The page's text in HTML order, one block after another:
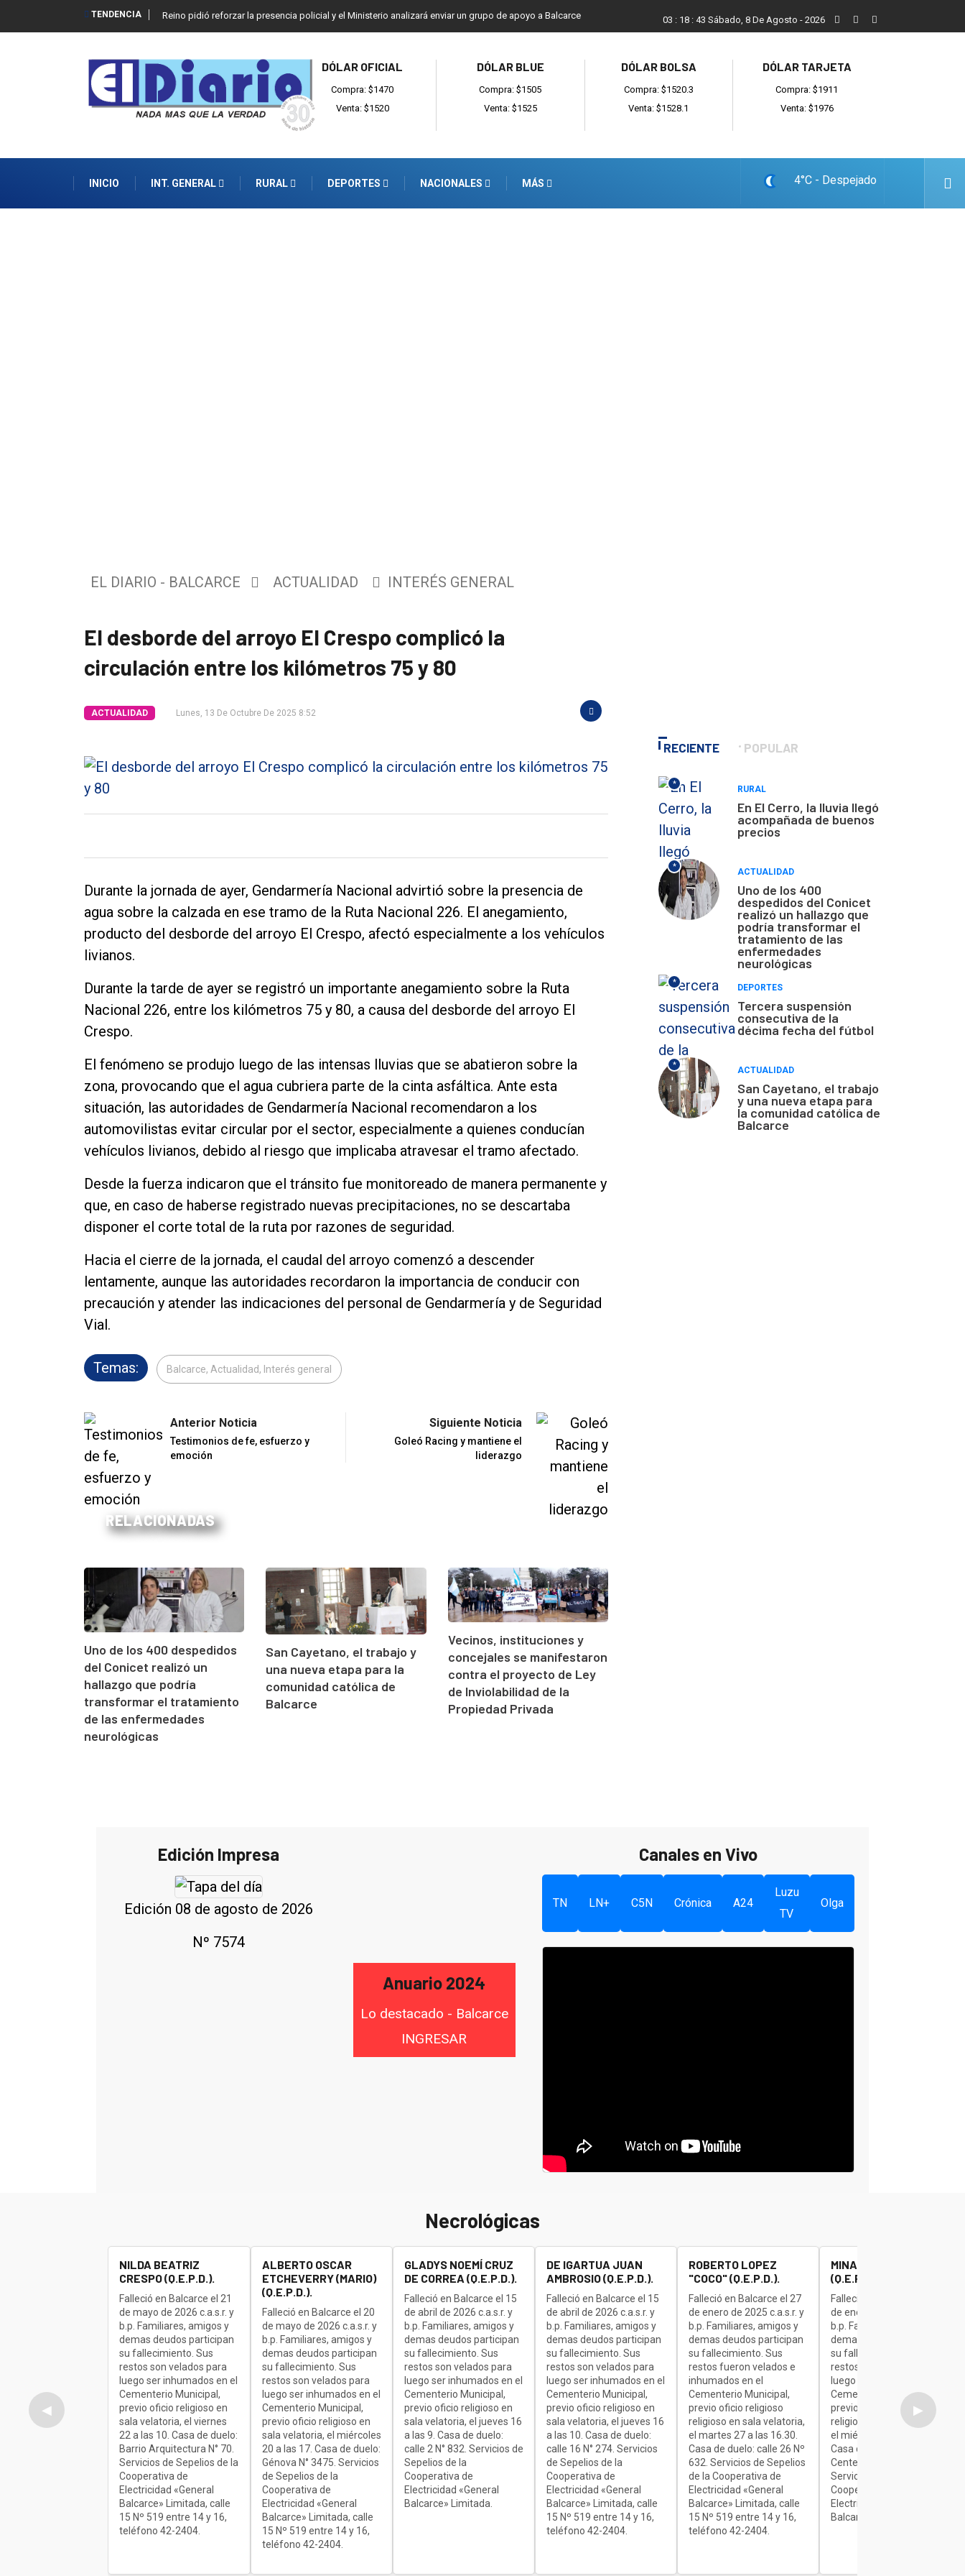
TENDENCIA Reino pidió reforzar la presencia policial y el Ministerio analizará enviar un grupo de apoyo a Balcarce Vecinos, instituciones y concejales se manifestaron contra
03 : 18 : 44 Sábado, 8 De Agosto - 2026
DÓLAR OFICIAL
Compra: $1470
Venta: $1520
DÓLAR BLUE
Compra: $1505
Venta: $1525
DÓLAR BOLSA
Compra: $1520.3
Venta: $1528.1
DÓLAR TARJETA
Compra: $1911
Venta: $1976
INICIO INT. GENERAL RURAL DEPORTES NACIONALES MÁS 4°C - Despejado
Tendencia
Entrevistas
Nosotros
Contacto
EL DIARIO - BALCARCE ACTUALIDAD INTERÉS GENERAL
El desborde del arroyo El Crespo complicó la
circulación entre los kilómetros 75 y 80
ACTUALIDAD Lunes, 13 De Octubre De 2025 8:52
Durante la jornada de ayer, Gendarmería Nacional advirtió sobre la presencia de
agua sobre la calzada en ese tramo de la Ruta Nacional 226. El anegamiento,
producto del desborde del arroyo El Crespo, afectó especialmente a los vehículos
livianos.
Durante la tarde de ayer se registró un importante anegamiento sobre la Ruta
Nacional 226, entre los kilómetros 75 y 80, a causa del desborde del arroyo El
Crespo.
El fenómeno se produjo luego de las intensas lluvias que se abatieron sobre la
zona, provocando que el agua cubriera parte de la cinta asfáltica. Ante esta
situación, las autoridades de Gendarmería Nacional recomendaron a los
automovilistas evitar circular por el sector, especialmente a quienes conducían
vehículos livianos, debido al riesgo que implicaba atravesar el tramo afectado.
Desde la fuerza indicaron que el tránsito fue monitoreado de manera permanente y
que, en caso de haberse registrado nuevas precipitaciones, no se descartaba
disponer el corte total de la ruta por razones de seguridad.
Hacia el cierre de la jornada, el caudal del arroyo comenzó a descender
lentamente, aunque las autoridades recordaron la importancia de conducir con
precaución y atender las indicaciones del personal de Gendarmería y de Seguridad
Vial.
Temas: Balcarce, Actualidad, Interés general
Anterior Noticia
Testimonios de fe, esfuerzo y
emoción
Siguiente Noticia
Goleó Racing y mantiene el
liderazgo
RELACIONADAS
Uno de los 400 despedidos
del Conicet realizó un
hallazgo que podría
transformar el tratamiento
de las enfermedades
neurológicas
San Cayetano, el trabajo y
una nueva etapa para la
comunidad católica de
Balcarce
Vecinos, instituciones y
concejales se manifestaron
contra el proyecto de Ley
de Inviolabilidad de la
Propiedad Privada
RECIENTE POPULAR
*
RURAL
En El Cerro, la lluvia llegó
acompañada de buenos
precios
*
ACTUALIDAD
Uno de los 400
despedidos del Conicet
realizó un hallazgo que
podría transformar el
tratamiento de las
enfermedades
neurológicas
*
DEPORTES
Tercera suspensión
consecutiva de la
décima fecha del fútbol
*
ACTUALIDAD
San Cayetano, el trabajo
y una nueva etapa para
la comunidad católica de
Balcarce
Edición Impresa
Edición 08 de agosto de 2026
Nº 7574
Anuario 2024
Lo destacado - Balcarce
INGRESAR
Canales en Vivo
TN LN+ C5N Crónica A24
Luzu
TV
Olga
Necrológicas
◀
NILDA BEATRIZ
CRESPO (Q.E.P.D.).
Falleció en Balcarce el 21
de mayo de 2026 c.a.s.r. y
b.p. Familiares, amigos y
demas deudos participan
su fallecimiento. Sus
restos son velados para
luego ser inhumados en el
Cementerio Municipal,
previo oficio religioso en
sala velatoria, el viernes
22 a las 10. Casa de duelo:
Barrio Arquitectura N° 70.
Servicios de Sepelios de la
Cooperativa de
Electricidad «General
Balcarce» Limitada, calle
15 Nº 519 entre 14 y 16,
teléfono 42-2404.
ALBERTO OSCAR
ETCHEVERRY (MARIO)
(Q.E.P.D.).
Falleció en Balcarce el 20
de mayo de 2026 c.a.s.r. y
b.p. Familiares, amigos y
demas deudos participan
su fallecimiento. Sus
restos son velados para
luego ser inhumados en el
Cementerio Municipal,
previo oficio religioso en
sala velatoria, el miércoles
20 a las 17. Casa de duelo:
Génova N° 3475. Servicios
de Sepelios de la
Cooperativa de
Electricidad «General
Balcarce» Limitada, calle
15 Nº 519 entre 14 y 16,
teléfono 42-2404.
GLADYS NOEMÍ CRUZ
DE CORREA (Q.E.P.D.).
Falleció en Balcarce el 15
de abril de 2026 c.a.s.r. y
b.p. Familiares, amigos y
demas deudos participan
su fallecimiento. Sus
restos son velados para
luego ser inhumados en el
Cementerio Municipal,
previo oficio religioso en
sala velatoria, el jueves 16
a las 9. Casa de duelo:
calle 2 N° 832. Servicios de
Sepelios de la
Cooperativa de
Electricidad «General
Balcarce» Limitada.
DE IGARTUA JUAN
AMBROSIO (Q.E.P.D.).
Falleció en Balcarce el 15
de abril de 2026 c.a.s.r. y
b.p. Familiares, amigos y
demas deudos participan
su fallecimiento. Sus
restos son velados para
luego ser inhumados en el
Cementerio Municipal,
previo oficio religioso en
sala velatoria, el jueves 16
a las 10. Casa de duelo:
calle 16 N° 274. Servicios
de Sepelios de la
Cooperativa de
Electricidad «General
Balcarce» Limitada, calle
15 Nº 519 entre 14 y 16,
teléfono 42-2404.
ROBERTO LOPEZ
"COCO" (Q.E.P.D.).
Falleció en Balcarce el 27
de enero de 2025 c.a.s.r. y
b.p. Familiares, amigos y
demas deudos participan
su fallecimiento. Sus
restos fueron velados e
inhumados en el
Cementerio Municipal,
previo oficio religioso
religioso en sala velatoria,
el martes 27 a las 16.30.
Casa de duelo: calle 26 Nº
632. Servicios de Sepelios
de la Cooperativa de
Electricidad «General
Balcarce» Limitada, calle
15 Nº 519 entre 14 y 16,
teléfono 42-2404.
MINAUDO JOSE "BETA"
(Q.E.P.D.).
Falleció en Balcarce el 27
de enero de 2025 c.a.s.r. y
b.p. Familiares, amigos y
demas deudos participan
su fallecimiento. Sus
restos son velados para
luego ser inhumados en el
Cementerio Municipal,
previo oficio religioso
religioso en sala velatoria,
el miércoles de 7 a 9.30.
Casa de duelo: Av.
Centenario Nº 1840.
Servicios de Sepelios de la
Cooperativa de
Electricidad «General
Balcarce» Limitada.
▶